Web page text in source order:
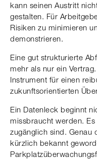
kann seinen Austritt
gestalten. Für
Risiken zu minimieren
demonstrieren.
Eine gut strukturierte
mehr als nur ein
Instrument für einen
zukunftsorientierten
Ein Datenleck beginnt
missbraucht werden.
zugänglich sind. Genau
kürzlich bekannt